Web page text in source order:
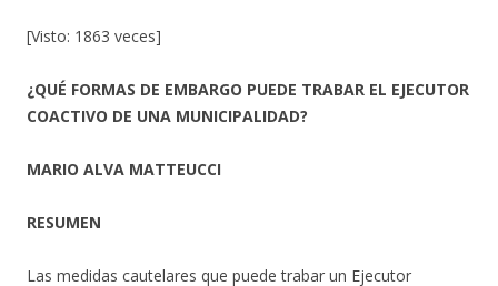
[Visto: 1863 veces]
¿QUÉ FORMAS DE EMBARGO PUEDE TRABAR EL EJECUTOR
COACTIVO DE UNA MUNICIPALIDAD?
MARIO ALVA MATTEUCCI
RESUMEN
Las medidas cautelares que puede trabar un Ejecutor